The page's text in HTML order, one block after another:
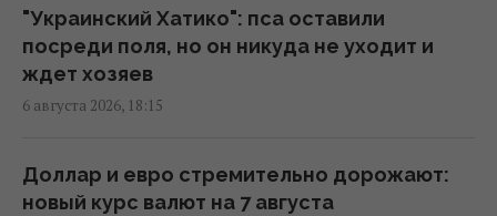
Июньский оптимизм украинцев улетучился,
перелома в войне нет, – немецкий эксперт
05:25 пятница, 07 августа 2026
страны НАТО выделят Украине военную
помощь
"Украинский Хатико": пса оставили
посреди поля, но он никуда не уходит и
ждет хозяев
6 августа 2026, 18:15
Доллар и евро стремительно дорожают:
новый курс валют на 7 августа